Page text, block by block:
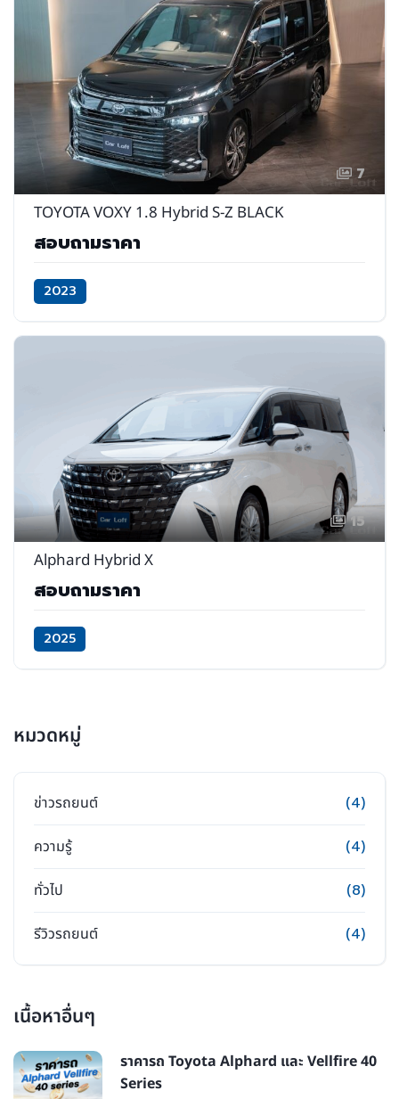
7
TOYOTA VOXY 1.8 Hybrid S-Z BLACK
สอบถามราคา
2023
15
Alphard Hybrid X
สอบถามราคา
2025
หมวดหมู่
ข่าวรถยนต์ (4)
ความรู้ (4)
ทั่วไป (8)
รีวิวรถยนต์ (4)
เนื้อหาอื่นๆ
ราคารถ Toyota Alphard และ Vellfire 40
Series